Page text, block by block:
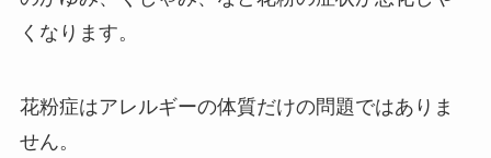
くなります。
花粉症はアレルギーの体質だけの問題ではありま
せん。